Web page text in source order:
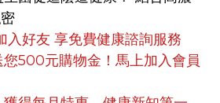
入好友 享免費健康諮詢服務
您500元購物金！馬上加入會員